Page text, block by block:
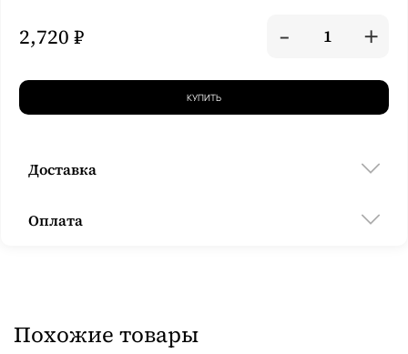
2,720 ₽ - 1 +
КУПИТЬ
Доставка
Оплата
Похожие товары